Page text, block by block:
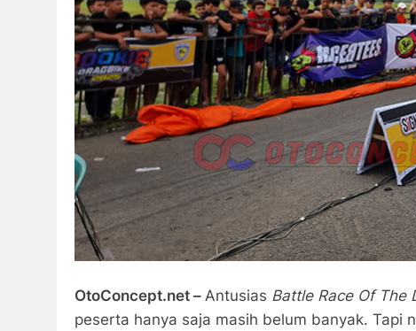
OtoConcept.net – Antusias Battle Race Of The
peserta hanya saja masih belum banyak. Tapi